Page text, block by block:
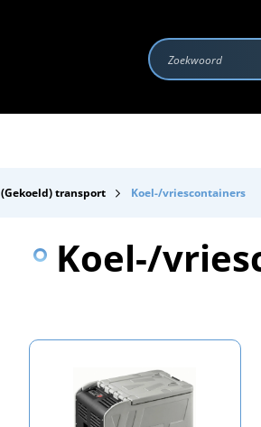
(Gekoeld) transport Koel-/vriescontainers
Koel-/